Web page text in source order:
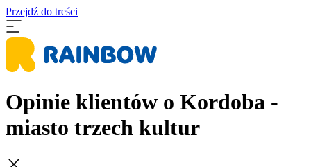
Przejdź do treści
Opinie klientów o Kordoba -
miasto trzech kultur